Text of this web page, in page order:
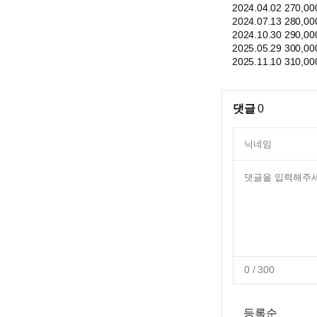
2024.04.02
2024.07.13
2024.10.30
2025.05.29
2025.11.10
댓글0
0/ 300
등록순